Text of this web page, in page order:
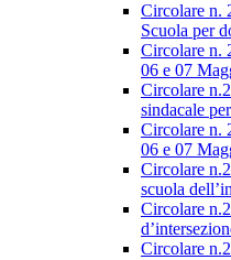
Circolare n.
Scuola per
Circolare n.
06 e 07
Circolare
sindacale
Circolare n.
06 e 07
Circolare
scuola
Circolare
Circolare